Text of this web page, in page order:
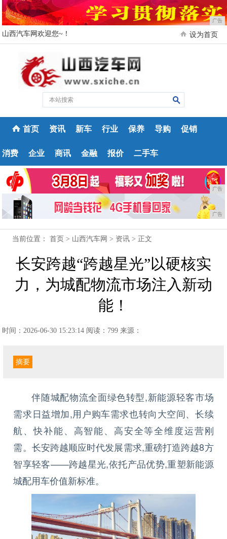
广告
山西汽车网欢迎您~！ 设为首页
首页 资讯 新车 行业 保养 导购 促销
消费 企业 商讯 金融 报价 二手车
广告
广告
当前位置：首页 > 山西汽车网 > 资讯 > 正文
长安跨越“跨越星光”以硬核实
力，为城配物流市场注入新动
能！
时间：2026-06-30 15:23:14 阅读：799 来源：
摘要
伴随城配物流全面绿色转型,新能源轻客市场
需求日益增加,用户购车需求也转向大空间、长续
航、快补能、高智能、高安全等全维度运营刚
需。长安跨越顺应时代发展需求,重磅打造跨越8方
智享轻客——跨越星光,依托产品优势,重塑新能源
城配用车价值新标准。